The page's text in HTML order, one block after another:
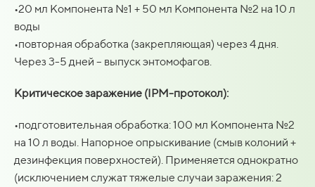
•20 мл Компонента №1 + 50 мл Компонента №2 на 10 л
воды
•повторная обработка (закрепляющая) через 4 дня.
Через 3-5 дней – выпуск энтомофагов.
Критическое заражение (IPM-протокол):
•подготовительная обработка: 100 мл Компонента №2
на 10 л воды. Напорное опрыскивание (смыв колоний +
дезинфекция поверхностей). Применяется однократно
(исключением служат тяжелые случаи заражения: 2